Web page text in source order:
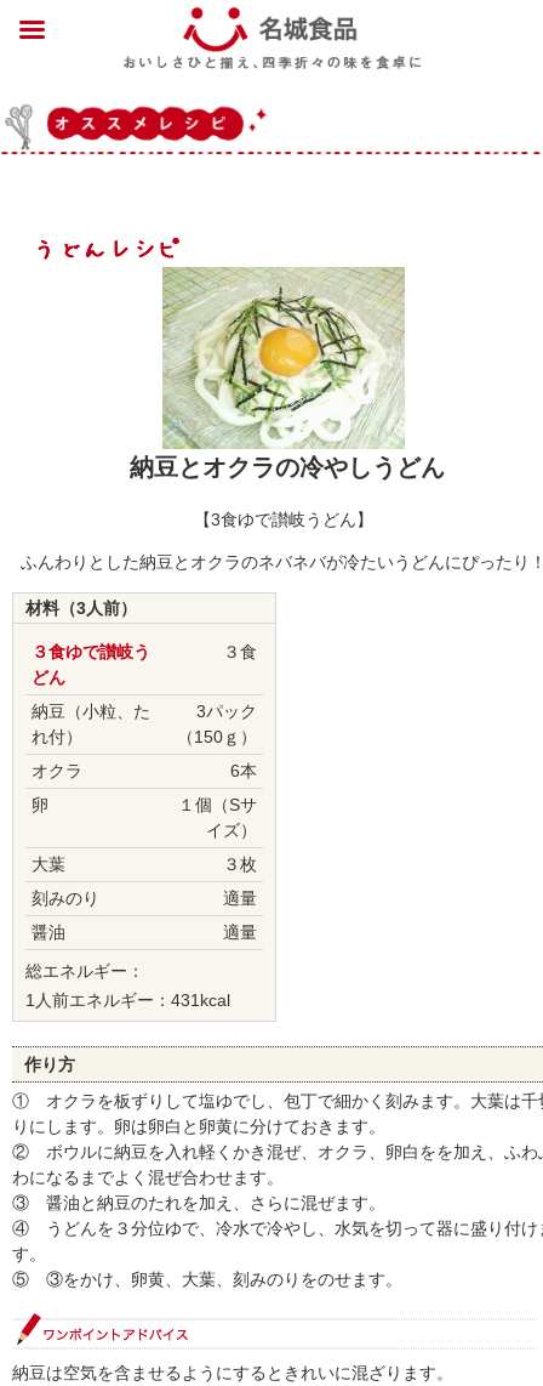
納豆とオクラの冷やしうどん
【3食ゆで讃岐うどん】
ふんわりとした納豆とオクラのネバネバが冷たいうどんにぴったり
材料（3人前）
３食ゆで讃岐う
どん
３食
納豆（小粒、た
れ付）
3パック
（150ｇ）
オクラ
6本
卵
１個（Sサ
イズ）
大葉
３枚
刻みのり
適量
醤油
適量
総エネルギー：
1人前エネルギー：431kcal
作り方
① オクラを板ずりして塩ゆでし、包丁で細かく刻みます。大葉は千
りにします。卵は卵白と卵黄に分けておきます。
② ボウルに納豆を入れ軽くかき混ぜ、オクラ、卵白をを加え、ふわ
わになるまでよく混ぜ合わせます。
③ 醤油と納豆のたれを加え、さらに混ぜます。
④ うどんを３分位ゆで、冷水で冷やし、水気を切って器に盛り付け
す。
⑤ ③をかけ、卵黄、大葉、刻みのりをのせます。
納豆は空気を含ませるようにするときれいに混ざります。